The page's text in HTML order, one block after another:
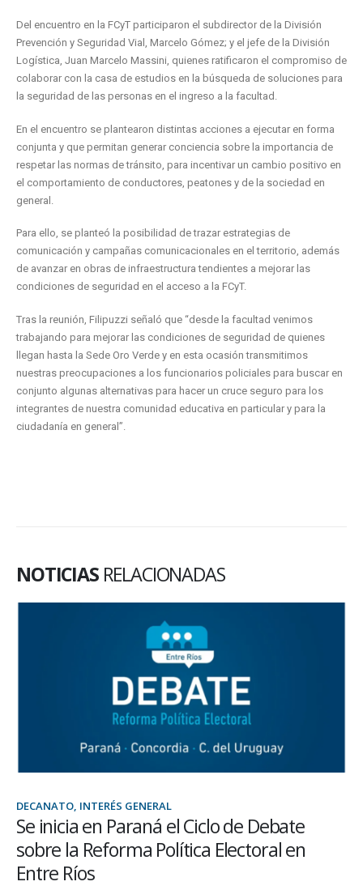
Del encuentro en la FCyT participaron el subdirector de la División
Prevención y Seguridad Vial, Marcelo Gómez; y el jefe de la División
Logística, Juan Marcelo Massini, quienes ratificaron el compromiso de
colaborar con la casa de estudios en la búsqueda de soluciones para
la seguridad de las personas en el ingreso a la facultad.
En el encuentro se plantearon distintas acciones a ejecutar en forma
conjunta y que permitan generar conciencia sobre la importancia de
respetar las normas de tránsito, para incentivar un cambio positivo en
el comportamiento de conductores, peatones y de la sociedad en
general.
Para ello, se planteó la posibilidad de trazar estrategias de
comunicación y campañas comunicacionales en el territorio, además
de avanzar en obras de infraestructura tendientes a mejorar las
condiciones de seguridad en el acceso a la FCyT.
Tras la reunión, Filipuzzi señaló que “desde la facultad venimos
trabajando para mejorar las condiciones de seguridad de quienes
llegan hasta la Sede Oro Verde y en esta ocasión transmitimos
nuestras preocupaciones a los funcionarios policiales para buscar en
conjunto algunas alternativas para hacer un cruce seguro para los
integrantes de nuestra comunidad educativa en particular y para la
ciudadanía en general”.
NOTICIAS RELACIONADAS
DECANATO, INTERÉS GENERAL
FCyT y FHAyCS firmaron un convenio para
fortalecer la educación tecnológica